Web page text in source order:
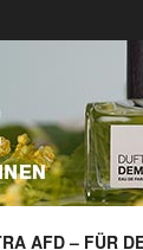
AFD – FÜR